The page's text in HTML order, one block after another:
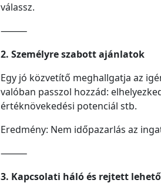
válassz.
⸻
2. Személyre szabott ajánlatok
Egy jó közvetítő meghallgatja az
valóban passzol hozzád:
értéknövekedési potenciál stb.
Eredmény: Nem időpazarlás az
⸻
3. Kapcsolati háló és rejtett